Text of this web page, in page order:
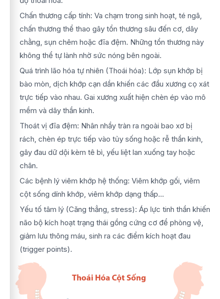
Chấn thương cấp tính: Va chạm trong sinh hoạt, té ngã,
chấn thương thể thao gây tổn thương sâu đến cơ, dây
chằng, sụn chêm hoặc đĩa đệm. Những tổn thương này
không thể tự lành nhờ sức nóng bên ngoài.
Quá trình lão hóa tự nhiên (Thoái hóa): Lớp sụn khớp bị
bào mòn, dịch khớp cạn dần khiến các đầu xương cọ xát
trực tiếp vào nhau. Gai xương xuất hiện chèn ép vào mô
mềm và dây thần kinh.
Thoát vị đĩa đệm: Nhân nhầy tràn ra ngoài bao xơ bị
rách, chèn ép trực tiếp vào tủy sống hoặc rễ thần kinh,
gây đau dữ dội kèm tê bì, yếu liệt lan xuống tay hoặc
chân.
Các bệnh lý viêm khớp hệ thống: Viêm khớp gối, viêm
cột sống dính khớp, viêm khớp dạng thấp...
Yếu tố tâm lý (Căng thẳng, stress): Áp lực tinh thần khiến
não bộ kích hoạt trạng thái gồng cứng cơ để phòng vệ,
giảm lưu thông máu, sinh ra các điểm kích hoạt đau
(trigger points).